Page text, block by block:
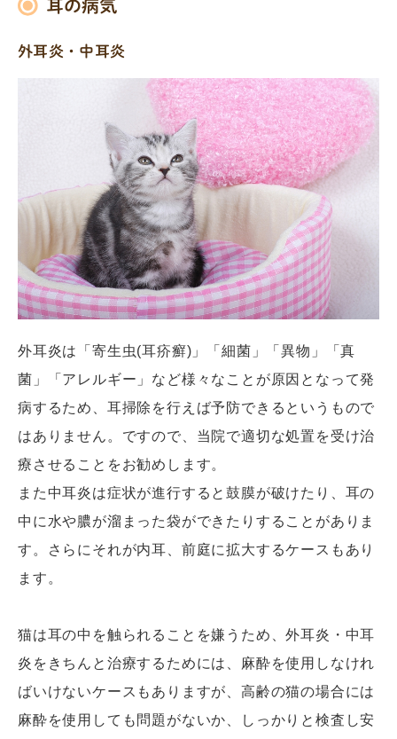
耳の病気
外耳炎・中耳炎
外耳炎は「寄生虫(耳疥癬)」「細菌」「異物」「真
菌」「アレルギー」など様々なことが原因となって発
病するため、耳掃除を行えば予防できるというもので
はありません。ですので、当院で適切な処置を受け治
療させることをお勧めします。
また中耳炎は症状が進行すると鼓膜が破けたり、耳の
中に水や膿が溜まった袋ができたりすることがありま
す。さらにそれが内耳、前庭に拡大するケースもあり
ます。
猫は耳の中を触られることを嫌うため、外耳炎・中耳
炎をきちんと治療するためには、麻酔を使用しなけれ
ばいけないケースもありますが、高齢の猫の場合には
麻酔を使用しても問題がないか、しっかりと検査し安